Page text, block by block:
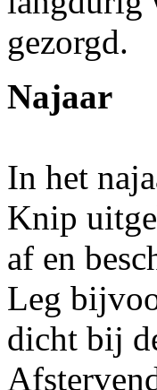
gezorgd.
Najaar
In het
Knip
af en
Leg
dicht bij